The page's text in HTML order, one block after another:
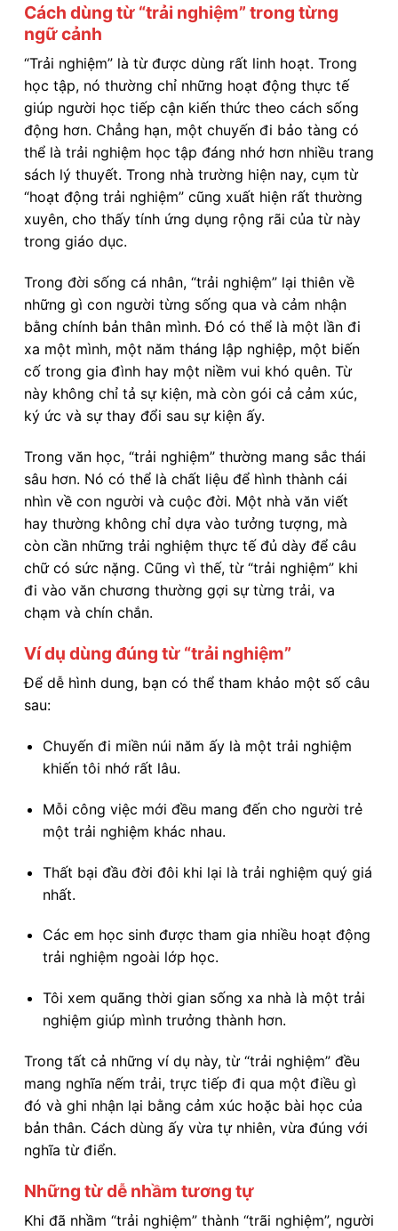
Cách dùng từ “trải nghiệm” trong từng
ngữ cảnh
“Trải nghiệm” là từ được dùng rất linh hoạt. Trong
học tập, nó thường chỉ những hoạt động thực tế
giúp người học tiếp cận kiến thức theo cách sống
động hơn. Chẳng hạn, một chuyến đi bảo tàng có
thể là trải nghiệm học tập đáng nhớ hơn nhiều trang
sách lý thuyết. Trong nhà trường hiện nay, cụm từ
“hoạt động trải nghiệm” cũng xuất hiện rất thường
xuyên, cho thấy tính ứng dụng rộng rãi của từ này
trong giáo dục.
Trong đời sống cá nhân, “trải nghiệm” lại thiên về
những gì con người từng sống qua và cảm nhận
bằng chính bản thân mình. Đó có thể là một lần đi
xa một mình, một năm tháng lập nghiệp, một biến
cố trong gia đình hay một niềm vui khó quên. Từ
này không chỉ tả sự kiện, mà còn gói cả cảm xúc,
ký ức và sự thay đổi sau sự kiện ấy.
Trong văn học, “trải nghiệm” thường mang sắc thái
sâu hơn. Nó có thể là chất liệu để hình thành cái
nhìn về con người và cuộc đời. Một nhà văn viết
hay thường không chỉ dựa vào tưởng tượng, mà
còn cần những trải nghiệm thực tế đủ dày để câu
chữ có sức nặng. Cũng vì thế, từ “trải nghiệm” khi
đi vào văn chương thường gợi sự từng trải, va
chạm và chín chắn.
Ví dụ dùng đúng từ “trải nghiệm”
Để dễ hình dung, bạn có thể tham khảo một số câu
sau:
Chuyến đi miền núi năm ấy là một trải nghiệm
khiến tôi nhớ rất lâu.
Mỗi công việc mới đều mang đến cho người trẻ
một trải nghiệm khác nhau.
Thất bại đầu đời đôi khi lại là trải nghiệm quý giá
nhất.
Các em học sinh được tham gia nhiều hoạt động
trải nghiệm ngoài lớp học.
Tôi xem quãng thời gian sống xa nhà là một trải
nghiệm giúp mình trưởng thành hơn.
Trong tất cả những ví dụ này, từ “trải nghiệm” đều
mang nghĩa nếm trải, trực tiếp đi qua một điều gì
đó và ghi nhận lại bằng cảm xúc hoặc bài học của
bản thân. Cách dùng ấy vừa tự nhiên, vừa đúng với
nghĩa từ điển.
Những từ dễ nhầm tương tự
Khi đã nhầm “trải nghiệm” thành “trãi nghiệm”, người